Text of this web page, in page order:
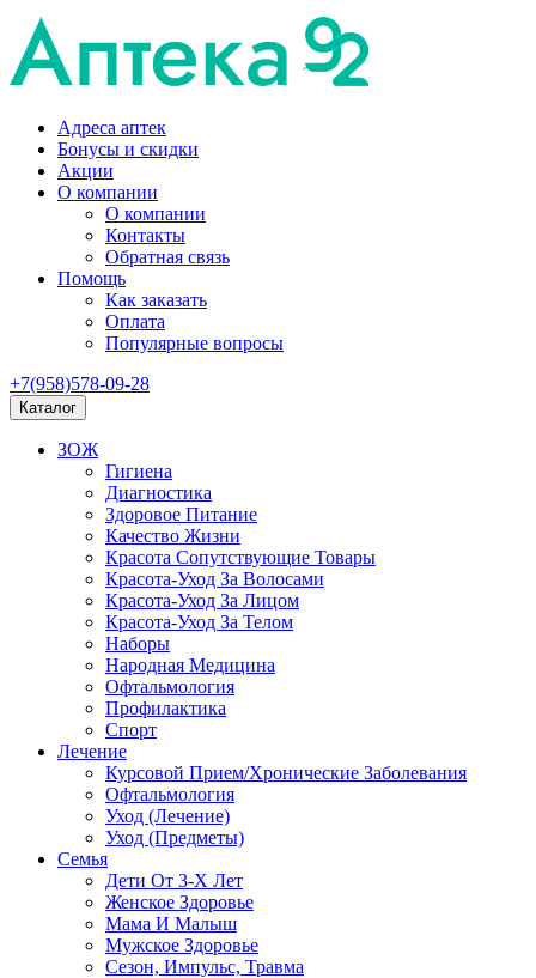
Адреса аптек
Бонусы и скидки
Акции
О компании
О компании
Контакты
Обратная связь
Помощь
Как заказать
Оплата
Популярные вопросы
+7(958)578-09-28
Каталог
ЗОЖ
Гигиена
Диагностика
Здоровое Питание
Качество Жизни
Красота Сопутствующие Товары
Красота-Уход За Волосами
Красота-Уход За Лицом
Красота-Уход За Телом
Наборы
Народная Медицина
Офтальмология
Профилактика
Спорт
Лечение
Курсовой Прием/Хронические Заболевания
Офтальмология
Уход (Лечение)
Уход (Предметы)
Семья
Дети От 3-Х Лет
Женское Здоровье
Мама И Малыш
Мужское Здоровье
Сезон, Импульс, Травма